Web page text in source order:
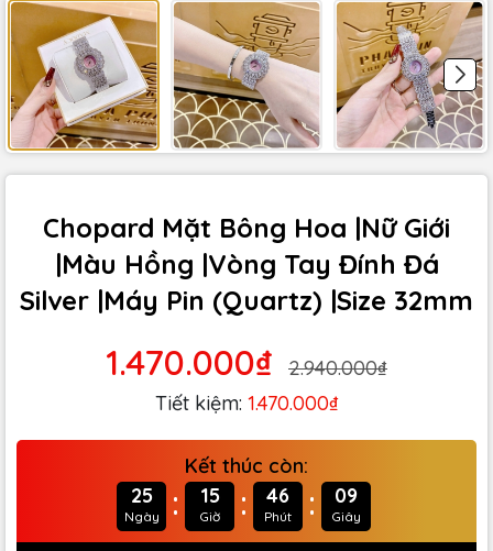
Chopard Mặt Bông Hoa |Nữ Giới
|Màu Hồng |Vòng Tay Đính Đá
Silver |Máy Pin (Quartz) |Size 32mm
1.470.000₫
2.940.000₫
Tiết kiệm: 1.470.000₫
Kết thúc còn:
25
Ngày : 15
Giờ : 46
Phút : 07
Giây